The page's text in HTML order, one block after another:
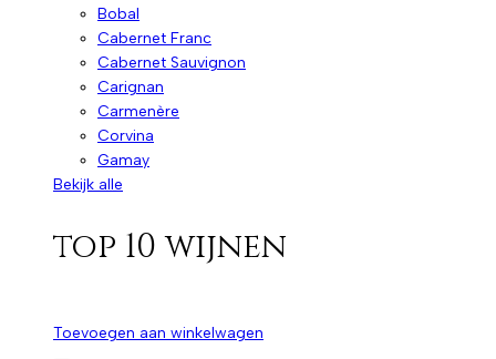
Bobal
Cabernet Franc
Cabernet Sauvignon
Carignan
Carmenère
Corvina
Gamay
Bekijk alle
top 10 wijnen
Toevoegen aan winkelwagen